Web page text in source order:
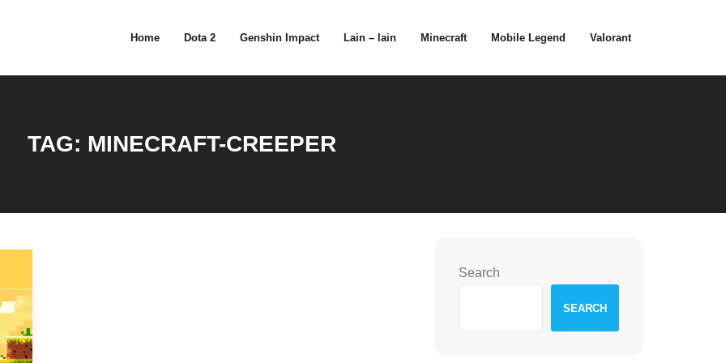
Home Dota 2 Genshin Impact Lain – lain Minecraft Mobile Legend Valorant
TAG: MINECRAFT-CREEPER
Search
SEARCH